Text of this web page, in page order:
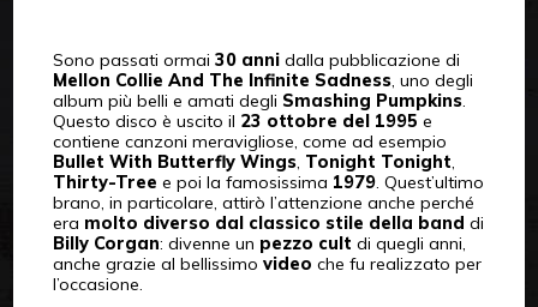
Sono passati ormai 30 annidalla pubblicazione di
Mellon Collie And The Infinite Sadness, uno degli
album più belli e amati degli Smashing Pumpkins.
Questo disco è uscito il 23 ottobre del 1995 e
contiene canzoni meravigliose, come ad esempio
Bullet With Butterfly Wings, Tonight Tonight
Thirty-Tree e poi la famosissima 1979. Quest’ultimo
brano, in particolare, attirò l’attenzione anche perché
era molto diverso dal classico stile della band di
Billy Corgan: divenne un pezzo cult di quegli anni,
anche grazie al bellissimo video che fu realizzato per
l’occasione.